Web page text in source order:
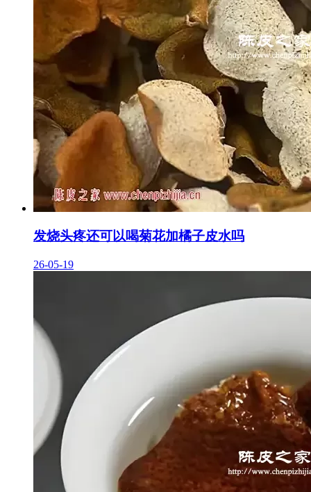
发烧头疼还可以喝菊花加橘子皮水吗
26-05-19